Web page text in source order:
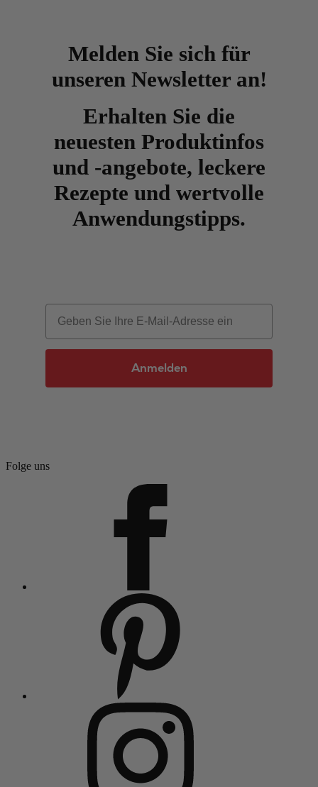
Melden Sie sich für
unseren Newsletter an!
Erhalten Sie die
neuesten Produktinfos
und -angebote, leckere
Rezepte und wertvolle
Anwendungstipps.
Email
Anmelden
Folge uns